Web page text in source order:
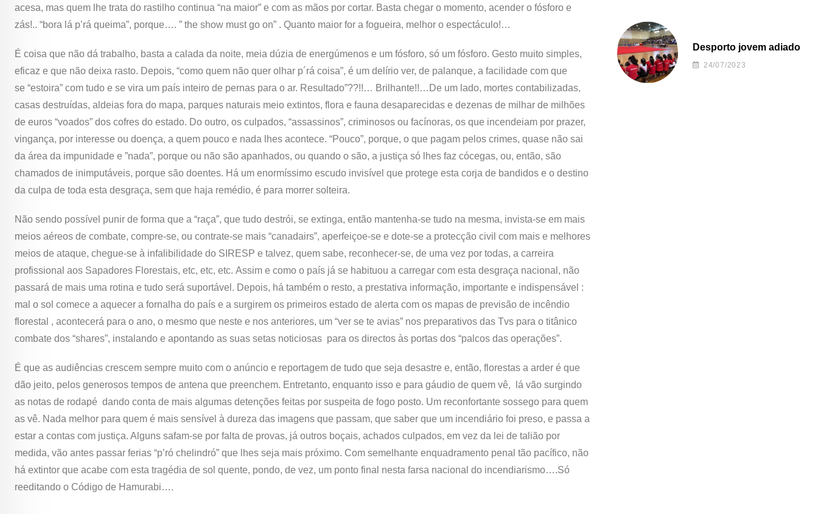
acesa, mas quem lhe trata do rastilho continua “na maior” e com as mãos por cortar. Basta chegar o momento, acender o fósforo e
zás!.. “bora lá p’rá queima”, porque…. ” the show must go on” . Quanto maior for a fogueira, melhor o espectáculo!…
É coisa que não dá trabalho, basta a calada da noite, meia dúzia de energúmenos e um fósforo, só um fósforo. Gesto muito simples,
eficaz e que não deixa rasto. Depois, “como quem não quer olhar p´rá coisa”, é um delírio ver, de palanque, a facilidade com que
se “estoira” com tudo e se vira um país inteiro de pernas para o ar. Resultado”??!!… Brilhante!!…De um lado, mortes contabilizadas,
casas destruídas, aldeias fora do mapa, parques naturais meio extintos, flora e fauna desaparecidas e dezenas de milhar de milhões
de euros “voados” dos cofres do estado. Do outro, os culpados, “assassinos”, criminosos ou facínoras, os que incendeiam por prazer,
vingança, por interesse ou doença, a quem pouco e nada lhes acontece. “Pouco”, porque, o que pagam pelos crimes, quase não sai
da área da impunidade e ”nada”, porque ou não são apanhados, ou quando o são, a justiça só lhes faz cócegas, ou, então, são
chamados de inimputáveis, porque são doentes. Há um enormíssimo escudo invisível que protege esta corja de bandidos e o destino
da culpa de toda esta desgraça, sem que haja remédio, é para morrer solteira.
Não sendo possível punir de forma que a “raça”, que tudo destrói, se extinga, então mantenha-se tudo na mesma, invista-se em mais
meios aéreos de combate, compre-se, ou contrate-se mais “canadairs”, aperfeiçoe-se e dote-se a protecção civil com mais e melhores
meios de ataque, chegue-se à infalibilidade do SIRESP e talvez, quem sabe, reconhecer-se, de uma vez por todas, a carreira
profissional aos Sapadores Florestais, etc, etc, etc. Assim e como o país já se habituou a carregar com esta desgraça nacional, não
passará de mais uma rotina e tudo será suportável. Depois, há também o resto, a prestativa informação, importante e indispensável :
mal o sol comece a aquecer a fornalha do país e a surgirem os primeiros estado de alerta com os mapas de previsão de incêndio
florestal , acontecerá para o ano, o mesmo que neste e nos anteriores, um “ver se te avias” nos preparativos das Tvs para o titânico
combate dos “shares”, instalando e apontando as suas setas noticiosas para os directos às portas dos “palcos das operações”.
É que as audiências crescem sempre muito com o anúncio e reportagem de tudo que seja desastre e, então, florestas a arder é que
dão jeito, pelos generosos tempos de antena que preenchem. Entretanto, enquanto isso e para gáudio de quem vê, lá vão surgindo
as notas de rodapé dando conta de mais algumas detenções feitas por suspeita de fogo posto. Um reconfortante sossego para quem
as vê. Nada melhor para quem é mais sensível à dureza das imagens que passam, que saber que um incendiário foi preso, e passa a
estar a contas com justiça. Alguns safam-se por falta de provas, já outros boçais, achados culpados, em vez da lei de talião por
medida, vão antes passar ferias “p’ró chelindró” que lhes seja mais próximo. Com semelhante enquadramento penal tão pacífico, não
há extintor que acabe com esta tragédia de sol quente, pondo, de vez, um ponto final nesta farsa nacional do incendiarismo….Só
reeditando o Código de Hamurabi….
Desporto jovem adiado
24/07/2023